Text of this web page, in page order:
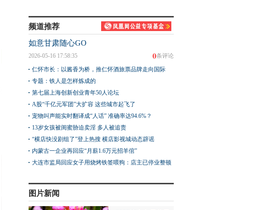
频道推荐
如意甘肃随心GO
0条评论
2026-05-16 17:58:35
仁怀市长：以酱香为桥，推仁怀酒旅票品牌走向国际
专题：铁人是怎样炼成的
第七届上海创新创业青年50人论坛
A股“千亿元军团”大扩容 这些城市起飞了
宠物叫声能实时翻译成“人话” 准确率达94.6%？
13岁女孩被闺蜜胁迫卖淫 多人被追责
“横店快没剧组了”登上热搜 横店影视城动态辟谣
内蒙古一企业再回应“月薪1.6万元招羊倌”
大连市监局回应女子用烧烤铁签喂狗：店主已停业整顿
图片新闻